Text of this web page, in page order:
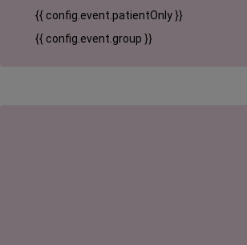
{{ config.event.patientOnly }}
{{ config.event.group }}